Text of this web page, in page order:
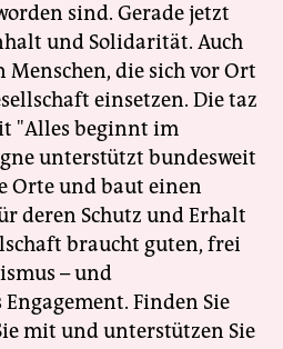
sind. Gerade jetzt
und Solidarität. Auch
die sich vor Ort
einsetzen. Die taz
"Alles beginnt im
unterstützt bundesweit
Orte und baut einen
deren Schutz und Erhalt
braucht guten, frei
– und
Finden Sie
mit und unterstützen Sie